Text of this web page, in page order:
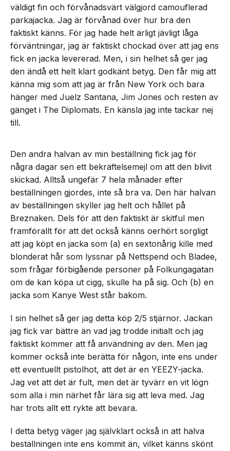
väldigt fin och förvånadsvärt välgjord camouflerad
parkajacka. Jag är förvånad över hur bra den
faktiskt känns. För jag hade helt ärligt jävligt låga
förväntningar, jag är faktiskt chockad över att jag ens
fick en jacka levererad. Men, i sin helhet så ger jag
den ändå ett helt klart godkänt betyg. Den får mig att
känna mig som att jag är från New York och bara
hänger med Juelz Santana, Jim Jones och resten av
gänget i The Diplomats. En känsla jag inte tackar nej
till.
Den andra halvan av min beställning fick jag för
några dagar sen ett bekräftelsemejl om att den blivit
skickad. Alltså ungefär 7 hela månader efter
beställningen gjordes, inte så bra va. Den här halvan
av beställningen skyller jag helt och hållet på
Breznaken. Dels för att den faktiskt är skitful men
framförallt för att det också känns oerhört sorgligt
att jag köpt en jacka som (a) en sextonårig kille med
blonderat hår som lyssnar på Nettspend och Bladee,
som frågar förbigående personer på Folkungagatan
om de kan köpa ut cigg, skulle ha på sig. Och (b) en
jacka som Kanye West står bakom.
I sin helhet så ger jag detta köp 2/5 stjärnor. Jackan
jag fick var bättre än vad jag trodde initialt och jag
faktiskt kommer att få användning av den. Men jag
kommer också inte berätta för någon, inte ens under
ett eventuellt pistolhot, att det är en YEEZY-jacka.
Jag vet att det är fult, men det är tyvärr en vit lögn
som alla i min närhet får lära sig att leva med. Jag
har trots allt ett rykte att bevara.
I detta betyg väger jag självklart också in att halva
beställningen inte ens kommit än, vilket känns skönt